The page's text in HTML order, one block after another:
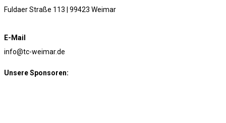
Fuldaer Straße 113 | 99423 Weimar
E-Mail
info@tc-weimar.de
Unsere Sponsoren: